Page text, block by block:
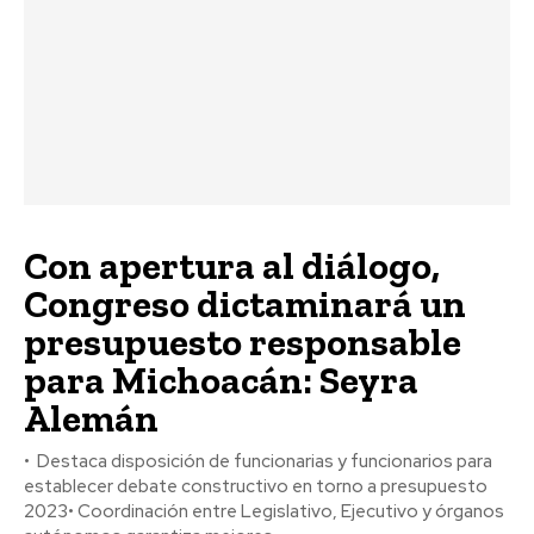
Con apertura al diálogo,
Congreso dictaminará un
presupuesto responsable
para Michoacán: Seyra
Alemán
• Destaca disposición de funcionarias y funcionarios para
establecer debate constructivo en torno a presupuesto
2023• Coordinación entre Legislativo, Ejecutivo y órganos